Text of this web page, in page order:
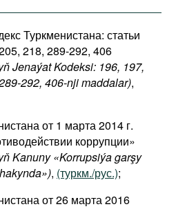
Туркменистана: статьи
218, 289-292, 406
Jenaýat Kodeksi: 196, 197,
292, 406-nji maddalar),
от 1 марта 2014 г.
коррупции»
Kanuny «Korrupsiýa garşy
, (туркм./рус.);
от 26 марта 2016